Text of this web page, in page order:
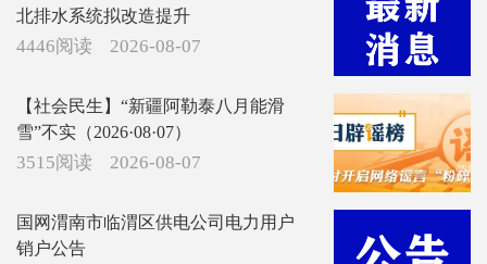
北排水系统拟改造提升
4446阅读 2026-08-07
【社会民生】“新疆阿勒泰八月能滑
雪”不实（2026·08·07）
3515阅读 2026-08-07
国网渭南市临渭区供电公司电力用户
销户公告